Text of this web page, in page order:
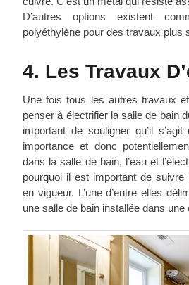
D’autres options existent
polyéthylène pour des travaux plus
4. Les Travaux
Une fois tous les autres travaux
penser à électrifier la salle de bain
important de souligner qu’il
importance et donc
dans la salle de bain, l’eau et
pourquoi il est important de suivre
en vigueur. L’une d’entre elles
une salle de bain installée dans une